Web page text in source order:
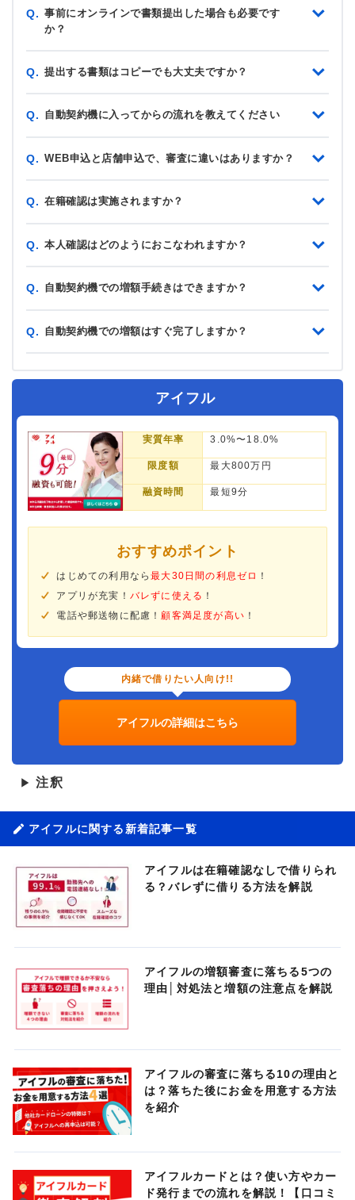
Q. 事前にオンラインで書類提出した場合も必要です
か？
Q. 提出する書類はコピーでも大丈夫ですか？
Q. 自動契約機に入ってからの流れを教えてください
Q. WEB申込と店舗申込で、審査に違いはありますか？
Q. 在籍確認は実施されますか？
Q. 本人確認はどのようにおこなわれますか？
Q. 自動契約機での増額手続きはできますか？
Q. 自動契約機での増額はすぐ完了しますか？
アイフル
実質年率 3.0%〜18.0%
限度額 最大800万円
融資時間 最短9分
おすすめポイント
はじめての利用なら最大30日間の利息ゼロ ！
アプリが充実！ バレずに使える ！
電話や郵送物に配慮！ 顧客満足度が高い ！
内緒で借りたい人向け!!
アイフルの詳細はこちら
▶ 注釈
アイフルに関する新着記事一覧
アイフルは在籍確認なしで借りられ
る？バレずに借りる方法を解説
アイフルの増額審査に落ちる5つの
理由│対処法と増額の注意点を解説
アイフルの審査に落ちる10の理由と
は？落ちた後にお金を用意する方法
を紹介
アイフルカードとは？使い方やカー
ド発行までの流れを解説！【口コミ